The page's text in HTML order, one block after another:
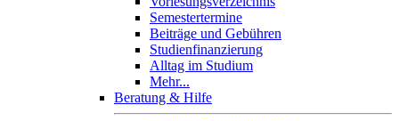
Semestertermine
Beiträge und Gebühren
Studienfinanzierung
Alltag im Studium
Mehr...
Beratung & Hilfe